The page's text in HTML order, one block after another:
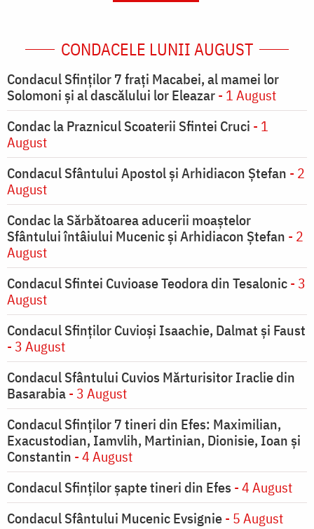
CONDACELE LUNII AUGUST
Condacul Sfinţilor 7 fraţi Macabei, al mamei lor
Solomoni şi al dascălului lor Eleazar- 1 August
Condac la Praznicul Scoaterii Sfintei Cruci - 1
August
Condacul Sfântului Apostol și Arhidiacon Ștefan - 2
August
Condac la Sărbătoarea aducerii moaştelor
Sfântului întâiului Mucenic şi Arhidiacon Ştefan - 2
August
Condacul Sfintei Cuvioase Teodora din Tesalonic- 3
August
Condacul Sfinţilor Cuvioşi Isaachie, Dalmat şi Faust
- 3 August
Condacul Sfântului Cuvios Mărturisitor Iraclie din
Basarabia- 3 August
Condacul Sfinţilor 7 tineri din Efes: Maximilian,
Exacustodian, Iamvlih, Martinian, Dionisie, Ioan şi
Constantin - 4 August
Condacul Sfinţilor şapte tineri din Efes - 4 August
Condacul Sfântului Mucenic Evsignie- 5 August